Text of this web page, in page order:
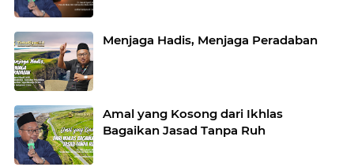
Menjaga Hadis, Menjaga Peradaban
Amal yang Kosong dari Ikhlas
Bagaikan Jasad Tanpa Ruh